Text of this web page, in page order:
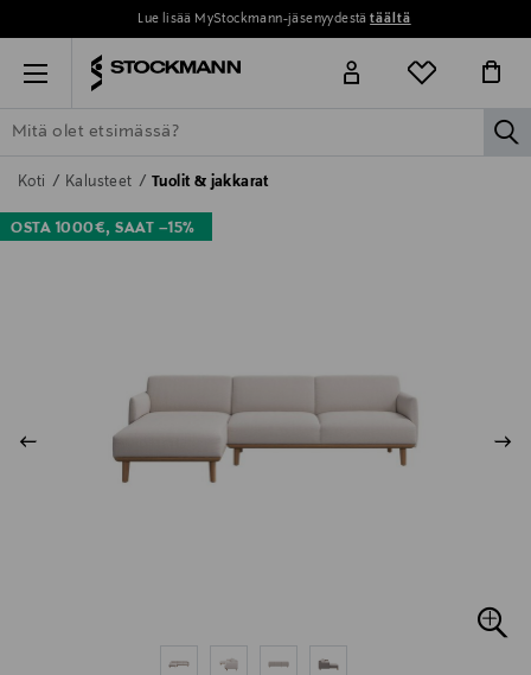
Lue lisää MyStockmann-jäsenyydestätäältä
Menu
ETSI KAIKKI NAISET MIEHET
Koti Kalusteet Tuolit & jakkarat
OSTA 1000€, SAAT –15%